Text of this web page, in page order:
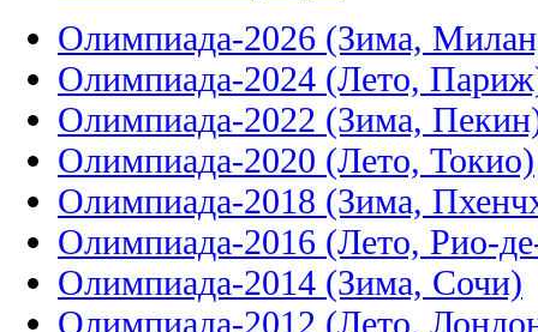
Олимпиада-2026 (Зима,
Олимпиада-2024 (Лето,
Олимпиада-2022 (Зима,
Олимпиада-2020 (Лето, Токио)
Олимпиада-2018 (Зима,
Олимпиада-2016 (Лето, Рио-
Олимпиада-2014 (Зима, Сочи)
Олимпиада-2012 (Лето,